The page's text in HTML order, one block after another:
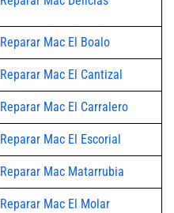
Reparar Mac El Boalo
Reparar Mac El Cantizal
Reparar Mac El Carralero
Reparar Mac El Escorial
Reparar Mac Matarrubia
Reparar Mac El Molar